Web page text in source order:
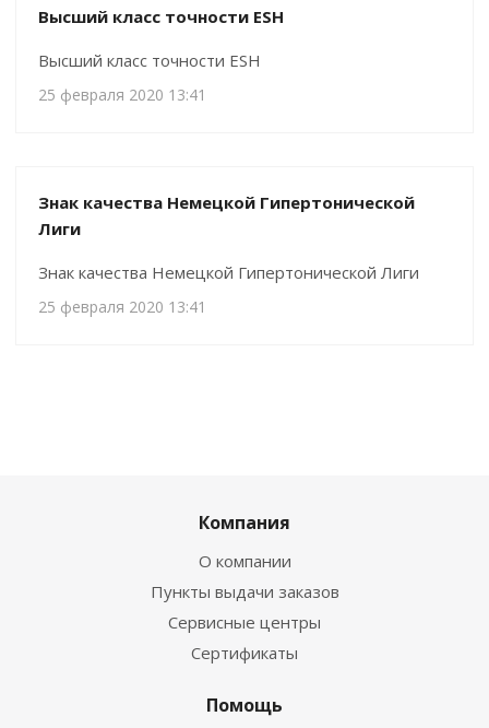
Высший класс точности ESH
Высший класс точности ESH
25 февраля 2020 13:41
Знак качества Немецкой Гипертонической
Лиги
Знак качества Немецкой Гипертонической Лиги
25 февраля 2020 13:41
Компания
О компании
Пункты выдачи заказов
Сервисные центры
Сертификаты
Помощь